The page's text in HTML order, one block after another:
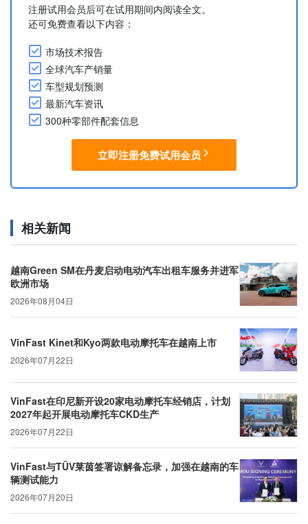
该车车身尺寸为长....
注册试用会员后可在试用期间内阅读全文。
还可免费查看以下内容：
市场技术报告
全球汽车产销量
车型规划预测
最新汽车资讯
300种零部件配套信息
立即注册免费试用会员
相关新闻
越南Green SM在丹麦启动电动汽车出租车服务并进军
欧洲市场
2026年08月04日
VinFast Kinet和Kyo两款电动摩托车在越南上市
2026年07月22日
VinFast在印尼新开设20家电动摩托车经销店，计划
2027年起开展电动摩托车CKD生产
2026年07月22日
VinFast与TÜV莱茵签署谅解备忘录，加强在越南的车
辆测试能力
2026年07月20日